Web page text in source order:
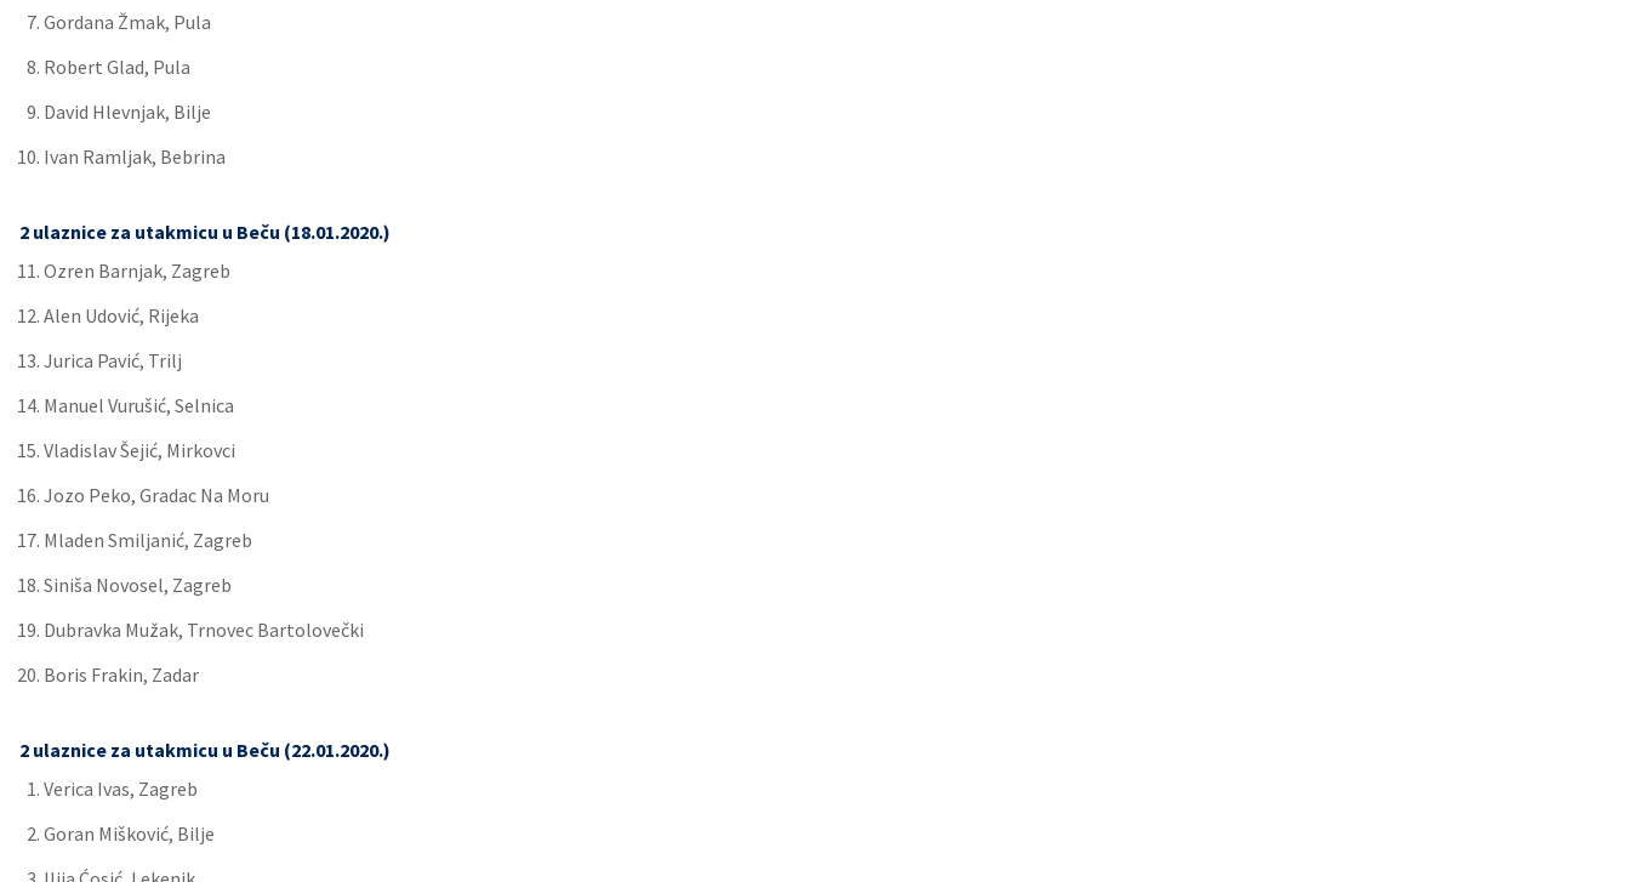
Gordana Žmak, Pula
Robert Glad, Pula
David Hlevnjak, Bilje
Ivan Ramljak, Bebrina
2 ulaznice za utakmicu u Beču (18.01.2020.)
Ozren Barnjak, Zagreb
Alen Udović, Rijeka
Jurica Pavić, Trilj
Manuel Vurušić, Selnica
Vladislav Šejić, Mirkovci
Jozo Peko, Gradac Na Moru
Mladen Smiljanić, Zagreb
Siniša Novosel, Zagreb
Dubravka Mužak, Trnovec Bartolovečki
Boris Frakin, Zadar
2 ulaznice za utakmicu u Beču (22.01.2020.)
Verica Ivas, Zagreb
Goran Mišković, Bilje